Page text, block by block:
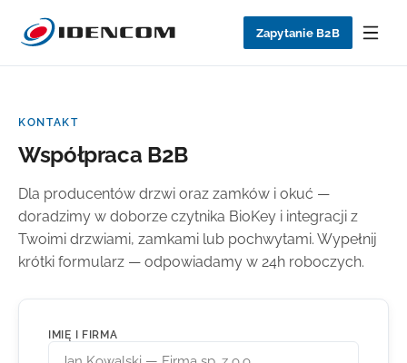
Zapytanie B2B
KONTAKT
Współpraca B2B
Dla producentów drzwi oraz zamków i okuć —
doradzimy w doborze czytnika BioKey i integracji z
Twoimi drzwiami, zamkami lub pochwytami. Wypełnij
krótki formularz — odpowiadamy w 24h roboczych.
IMIĘ I FIRMA